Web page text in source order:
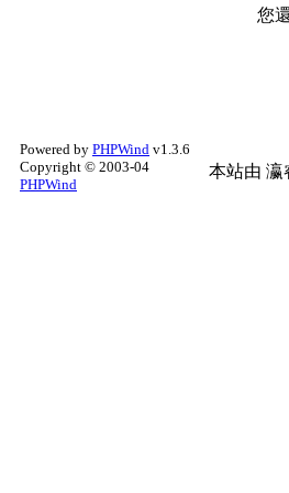
您
Powered by PHPWind v1.3.6
Copyright © 2003-04
PHPWind
本站由 瀛